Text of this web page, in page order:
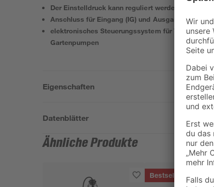
Der Einstelldruck kann reguliert werden: 1,0 bis 3,5
Anschluss für Eingang (IG) und Ausgang (AG): 1"
elektronisches Steuerungssystem für
Gartenpumpen
Eigenschaften
Datenblätter
Ähnliche Produkte
Bestseller